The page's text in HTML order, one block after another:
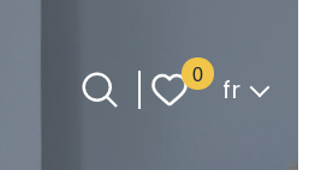
0 Langue
fr